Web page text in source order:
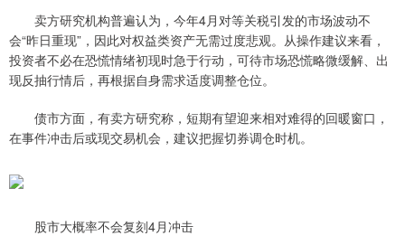
卖方研究机构普遍认为，今年4月对等关税引发的市场波动不
会“昨日重现”，因此对权益类资产无需过度悲观。从操作建议来看，
投资者不必在恐慌情绪初现时急于行动，可待市场恐慌略微缓解、出
现反抽行情后，再根据自身需求适度调整仓位。
债市方面，有卖方研究称，短期有望迎来相对难得的回暖窗口，
在事件冲击后或现交易机会，建议把握切券调仓时机。
股市大概率不会复刻4月冲击